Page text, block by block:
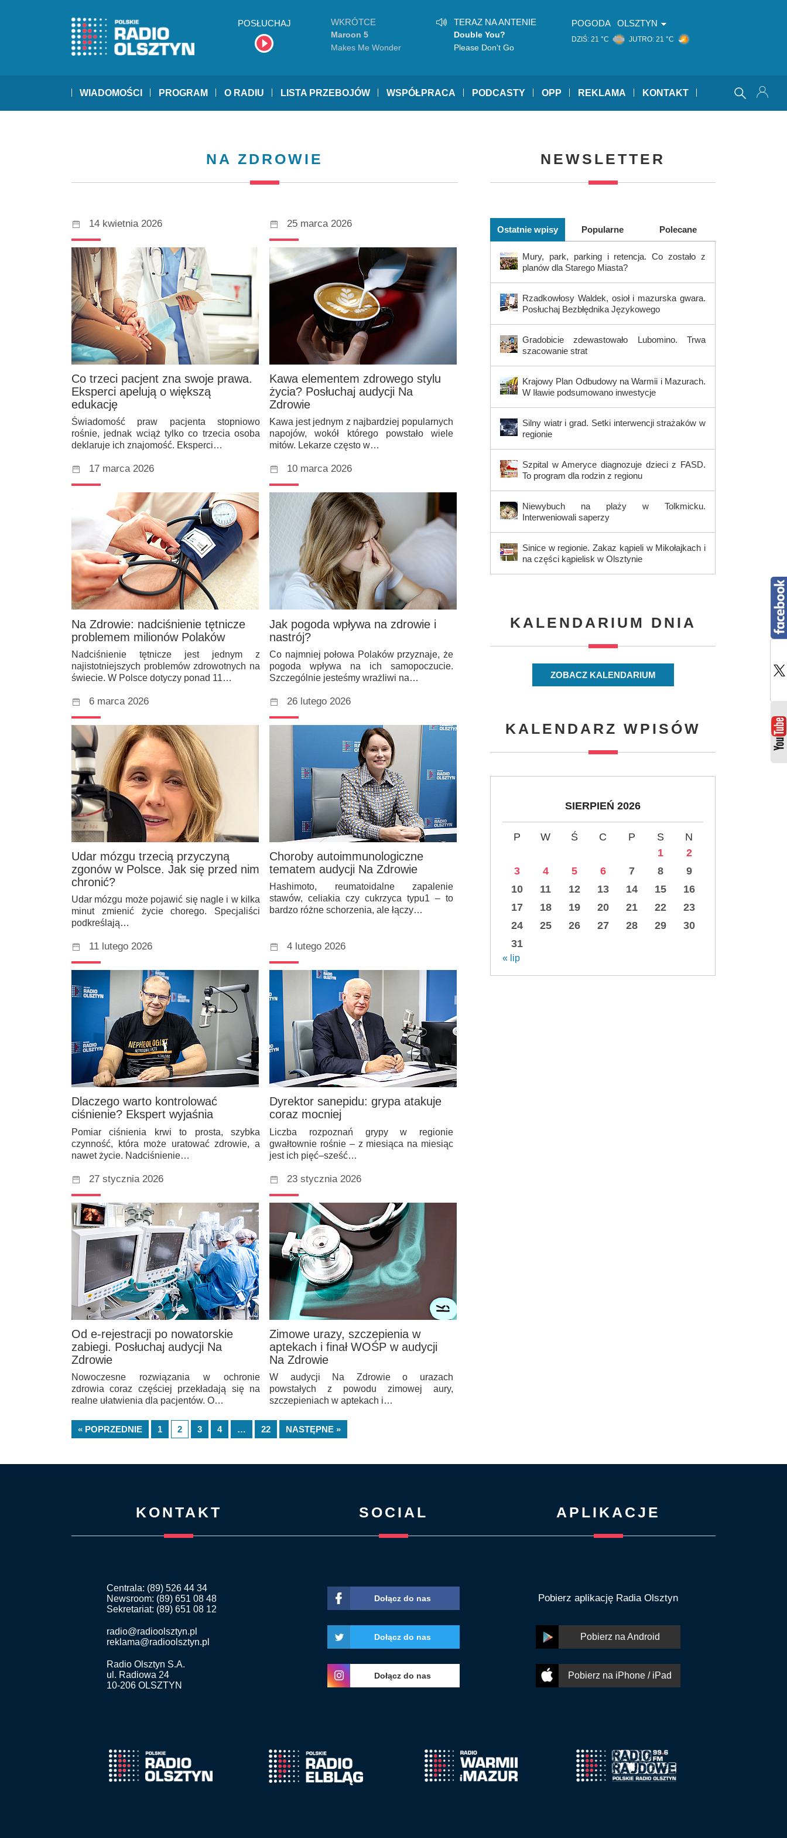
POSŁUCHAJ WKRÓTCE
Maroon 5
Makes Me Wonder
TERAZ NA ANTENIE
Double You?
Please Don't Go
POGODA OLSZTYN
DZIŚ: 21 °C JUTRO: 21 °C
WIADOMOŚCI PROGRAM O RADIU LISTA PRZEBOJÓW WSPÓŁPRACA PODCASTY OPP REKLAMA KONTAKT
NA ZDROWIE
14 kwietnia 2026
Co trzeci pacjent zna swoje prawa.
Eksperci apelują o większą
edukację
Świadomość praw pacjenta stopniowo
rośnie, jednak wciąż tylko co trzecia osoba
deklaruje ich znajomość. Eksperci…
25 marca 2026
Kawa elementem zdrowego stylu
życia? Posłuchaj audycji Na
Zdrowie
Kawa jest jednym z najbardziej popularnych
napojów, wokół którego powstało wiele
mitów. Lekarze często w…
17 marca 2026
Na Zdrowie: nadciśnienie tętnicze
problemem milionów Polaków
Nadciśnienie tętnicze jest jednym z
najistotniejszych problemów zdrowotnych na
świecie. W Polsce dotyczy ponad 11…
10 marca 2026
Jak pogoda wpływa na zdrowie i
nastrój?
Co najmniej połowa Polaków przyznaje, że
pogoda wpływa na ich samopoczucie.
Szczególnie jesteśmy wrażliwi na…
6 marca 2026
Udar mózgu trzecią przyczyną
zgonów w Polsce. Jak się przed nim
chronić?
Udar mózgu może pojawić się nagle i w kilka
minut zmienić życie chorego. Specjaliści
podkreślają…
26 lutego 2026
Choroby autoimmunologiczne
tematem audycji Na Zdrowie
Hashimoto, reumatoidalne zapalenie
stawów, celiakia czy cukrzyca typu1 – to
bardzo różne schorzenia, ale łączy…
11 lutego 2026
Dlaczego warto kontrolować
ciśnienie? Ekspert wyjaśnia
Pomiar ciśnienia krwi to prosta, szybka
czynność, która może uratować zdrowie, a
nawet życie. Nadciśnienie…
4 lutego 2026
Dyrektor sanepidu: grypa atakuje
coraz mocniej
Liczba rozpoznań grypy w regionie
gwałtownie rośnie – z miesiąca na miesiąc
jest ich pięć–sześć…
27 stycznia 2026
Od e-rejestracji po nowatorskie
zabiegi. Posłuchaj audycji Na
Zdrowie
Nowoczesne rozwiązania w ochronie
zdrowia coraz częściej przekładają się na
realne ułatwienia dla pacjentów. O…
23 stycznia 2026
Zimowe urazy, szczepienia w
aptekach i finał WOŚP w audycji
Na Zdrowie
W audycji Na Zdrowie o urazach
powstałych z powodu zimowej aury,
szczepieniach w aptekach i…
« POPRZEDNIE 1 2 3 4 … 22 NASTĘPNE »
NEWSLETTER
Ostatnie wpisy Popularne Polecane
Mury, park, parking i retencja. Co zostało z
planów dla Starego Miasta?
Rzadkowłosy Waldek, osioł i mazurska gwara.
Posłuchaj Bezbłędnika Językowego
Gradobicie zdewastowało Lubomino. Trwa
szacowanie strat
Krajowy Plan Odbudowy na Warmii i Mazurach.
W Iławie podsumowano inwestycje
Silny wiatr i grad. Setki interwencji strażaków w
regionie
Szpital w Ameryce diagnozuje dzieci z FASD.
To program dla rodzin z regionu
Niewybuch na plaży w Tolkmicku.
Interweniowali saperzy
Sinice w regionie. Zakaz kąpieli w Mikołajkach i
na części kąpielisk w Olsztynie
KALENDARIUM DNIA
ZOBACZ KALENDARIUM
KALENDARZ WPISÓW
SIERPIEŃ 2026
P W Ś C P S
N
1
2
3
4 5 6 7 8
9
10
11 12 13 14 15
16
17
18 19 20 21 22
23
24
25 26 27 28 29
30
31
« lip
KONTAKT
Centrala: (89) 526 44 34
Newsroom: (89) 651 08 48
Sekretariat: (89) 651 08 12
radio@radioolsztyn.pl
reklama@radioolsztyn.pl
Radio Olsztyn S.A.
ul. Radiowa 24
10-206 OLSZTYN
SOCIAL
Dołącz do nas
Dołącz do nas
Dołącz do nas
APLIKACJE
Pobierz aplikację Radia Olsztyn
Pobierz na Android
Pobierz na iPhone / iPad